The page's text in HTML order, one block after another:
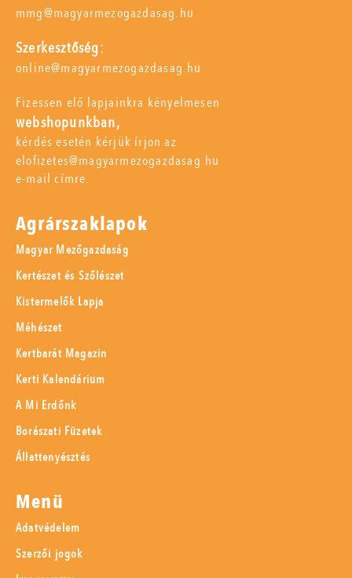
mmg@magyarmezogazdasag.hu
Szerkesztőség:
online@magyarmezogazdasag.hu
Fizessen elő lapjainkra kényelmesen
webshopunkban,
kérdés esetén kérjük írjon az
elofizetes@magyarmezogazdasag.hu
e-mail címre.
Agrárszaklapok
Magyar Mezőgazdaság
Kertészet és Szőlészet
Kistermelők Lapja
Méhészet
Kertbarát Magazin
Kerti Kalendárium
A Mi Erdőnk
Borászati Füzetek
Állattenyésztés
Menü
Adatvédelem
Szerzői jogok